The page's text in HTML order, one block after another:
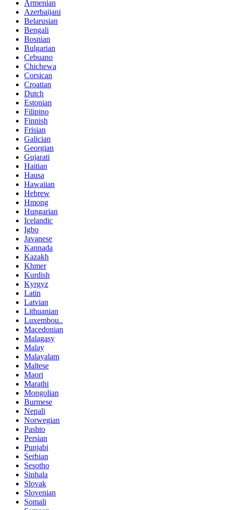
Armenian
Azerbaijani
Belarusian
Bengali
Bosnian
Bulgarian
Cebuano
Chichewa
Corsican
Croatian
Dutch
Estonian
Filipino
Finnish
Frisian
Galician
Georgian
Gujarati
Haitian
Hausa
Hawaiian
Hebrew
Hmong
Hungarian
Icelandic
Igbo
Javanese
Kannada
Kazakh
Khmer
Kurdish
Kyrgyz
Latin
Latvian
Lithuanian
Luxembou..
Macedonian
Malagasy
Malay
Malayalam
Maltese
Maori
Marathi
Mongolian
Burmese
Nepali
Norwegian
Pashto
Persian
Punjabi
Serbian
Sesotho
Sinhala
Slovak
Slovenian
Somali